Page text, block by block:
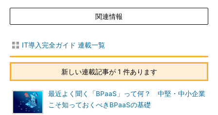
関連情報
IT導入完全ガイド 連載一覧
新しい連載記事が 1 件あります
最近よく聞く「BPaaS」って何？ 中堅・中小企業
こそ知っておくべきBPaaSの基礎